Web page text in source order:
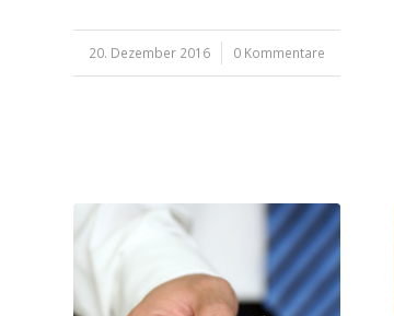
20. Dezember 2016
/ 0 Kommentare